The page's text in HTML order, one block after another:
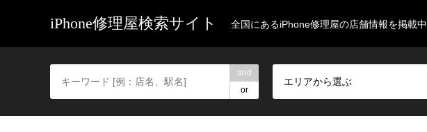
iPhone修理屋検索サイト 全国にあるiPhone修理屋の店舗情報を掲載中
and
or
エリアから選ぶ